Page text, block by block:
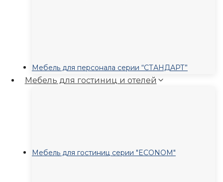
Мебель для персонала серии “СТАНДАРТ”
Мебель для гостиниц и отелей
Мебель для гостиниц серии "ECONOM"